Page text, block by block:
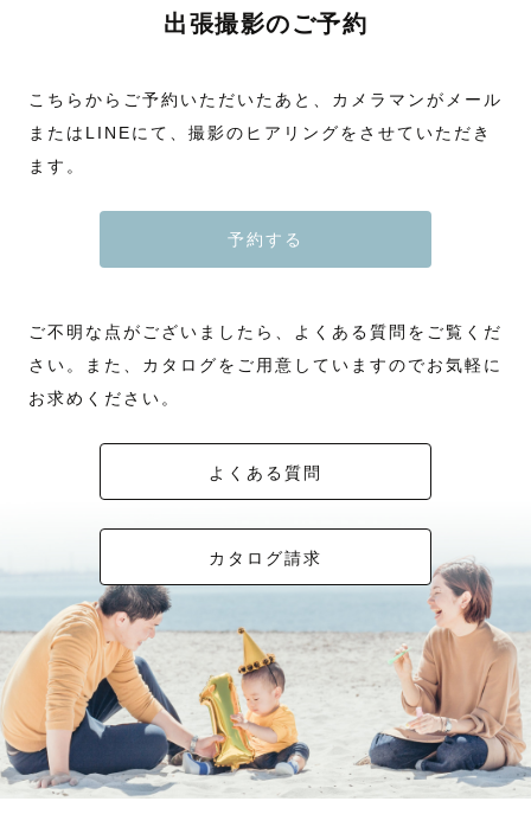
出張撮影のご予約
こちらからご予約いただいたあと、カメラマンがメール
またはLINEにて、撮影のヒアリングをさせていただき
ます。
予約する
ご不明な点がございましたら、よくある質問をご覧くだ
さい。また、カタログをご用意していますのでお気軽に
お求めください。
よくある質問
カタログ請求